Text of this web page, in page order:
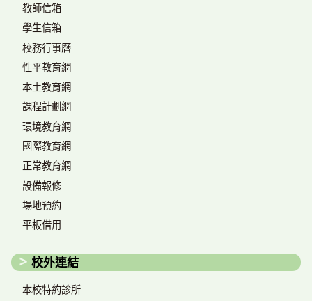
教師信箱
學生信箱
校務行事曆
性平教育網
本土教育網
課程計劃網
環境教育網
國際教育網
正常教育網
設備報修
場地預約
平板借用
校外連結
本校特約診所